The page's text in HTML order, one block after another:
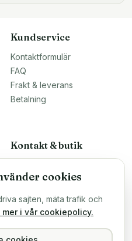
Kundservice
Kontaktformulär
FAQ
Frakt & leverans
Betalning
Kontakt & butik
Malmö, Sverige
ÖPPETTIDER
Mån–Fre 10–16
Hitta hit →
cookies
sajten, mäta trafik och
mer i vår cookiepolicy.